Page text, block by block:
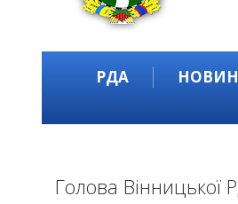
РДА
Голова Вінницької